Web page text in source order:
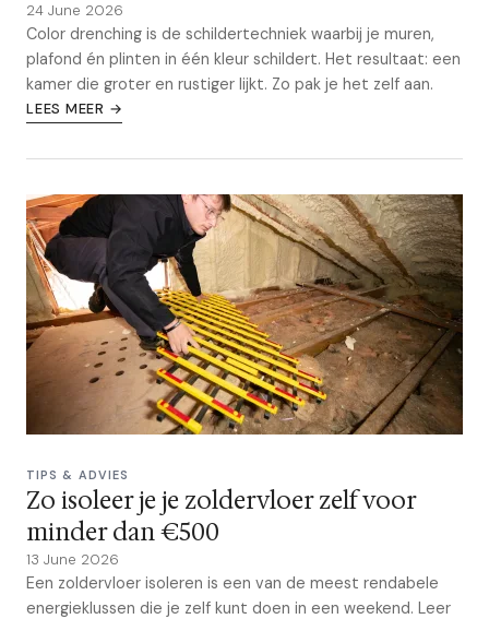
24 June 2026
Color drenching is de schildertechniek waarbij je muren,
plafond én plinten in één kleur schildert. Het resultaat: een
kamer die groter en rustiger lijkt. Zo pak je het zelf aan.
LEES MEER →
TIPS & ADVIES
Zo isoleer je je zoldervloer zelf voor
minder dan €500
13 June 2026
Een zoldervloer isoleren is een van de meest rendabele
energieklussen die je zelf kunt doen in een weekend. Leer